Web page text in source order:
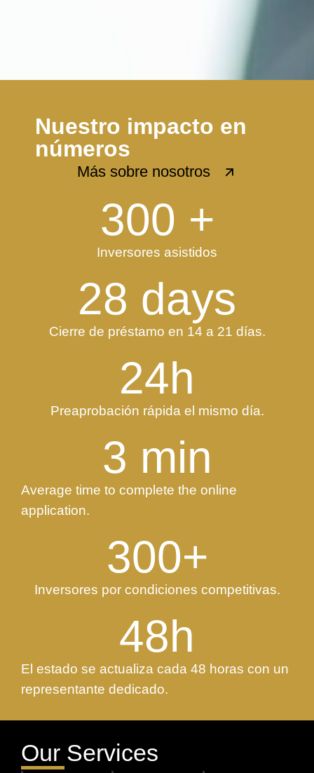
Nuestro impacto en
números
Más sobre nosotros
Inversores asistidos
300 +
Cierre de préstamo en 14 a 21 días.
28 days
Preaprobación rápida el mismo día.
24h
Average time to complete the online
application.
3 min
Inversores por condiciones competitivas.
300+
El estado se actualiza cada 48 horas con un
representante dedicado.
48h
Our Services